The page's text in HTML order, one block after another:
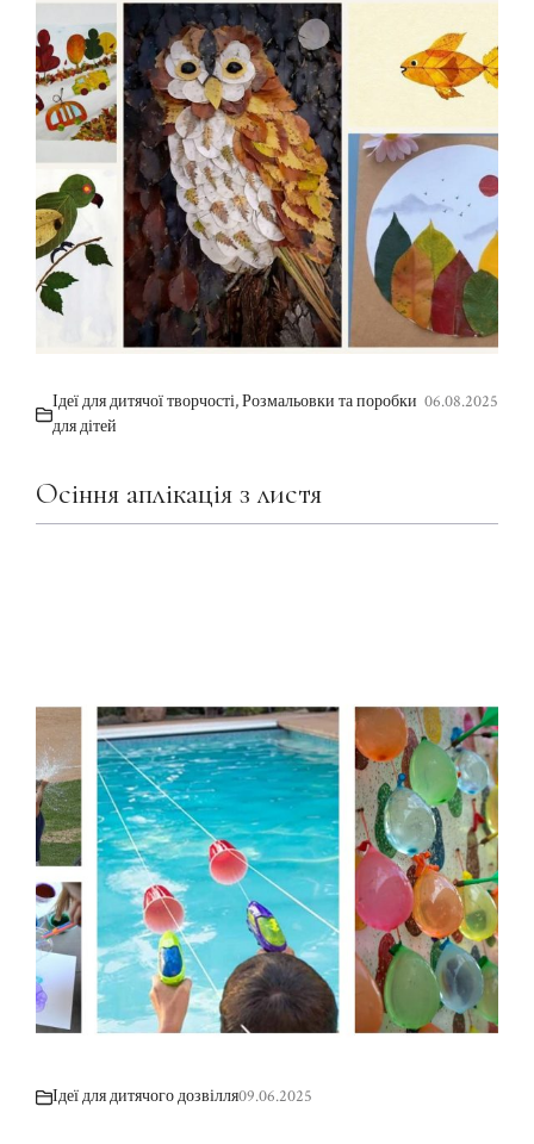
Ідеї для дитячої творчості,Розмальовки та поробки
для дітей
06.08.2025
Осіння аплікація з листя
Ідеї для дитячого дозвілля09.06.2025